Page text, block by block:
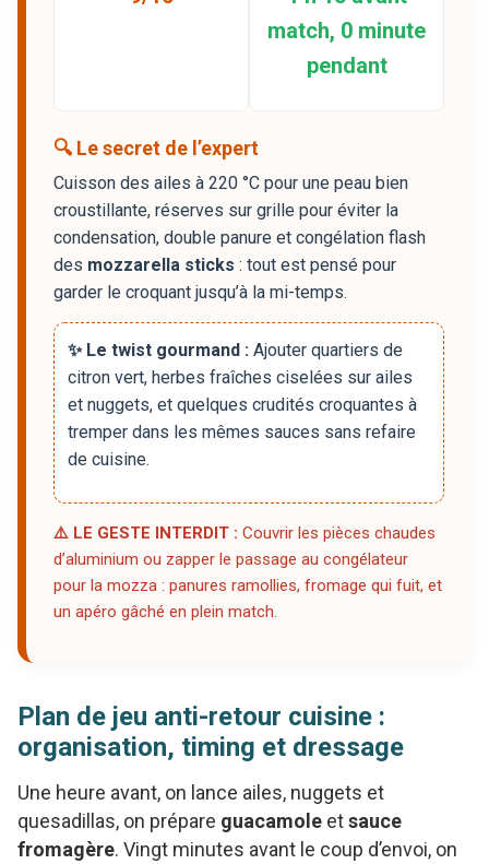
match, 0 minute
pendant
🔍 Le secret de l’expert
Cuisson des ailes à 220 °C pour une peau bien
croustillante, réserves sur grille pour éviter la
condensation, double panure et congélation flash
des mozzarella sticks : tout est pensé pour
garder le croquant jusqu’à la mi-temps.
✨ Le twist gourmand : Ajouter quartiers de
citron vert, herbes fraîches ciselées sur ailes
et nuggets, et quelques crudités croquantes à
tremper dans les mêmes sauces sans refaire
de cuisine.
⚠️ LE GESTE INTERDIT : Couvrir les pièces chaudes
d’aluminium ou zapper le passage au congélateur
pour la mozza : panures ramollies, fromage qui fuit, et
un apéro gâché en plein match.
Plan de jeu anti-retour cuisine :
organisation, timing et dressage
Une heure avant, on lance ailes, nuggets et
quesadillas, on prépare guacamole etsauce
fromagère. Vingt minutes avant le coup d’envoi, on